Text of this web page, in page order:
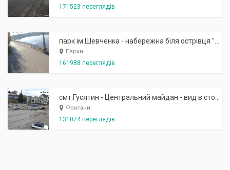
171523 переглядів
Парки
161988 переглядів
Фонтани
131074 переглядів